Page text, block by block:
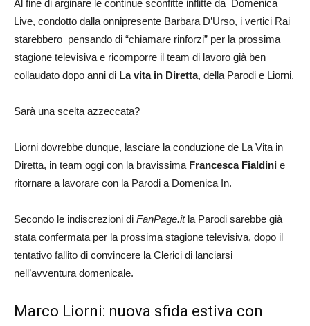
Al fine di arginare le continue sconfitte inflitte da Domenica
Live, condotto dalla onnipresente Barbara D’Urso, i vertici Rai
starebbero pensando di “chiamare rinforzi” per la prossima
stagione televisiva e ricomporre il team di lavoro già ben
collaudato dopo anni di La vita in Diretta, della Parodi e Liorni.
Sarà una scelta azzeccata?
Liorni dovrebbe dunque, lasciare la conduzione de La Vita in
Diretta, in team oggi con la bravissima Francesca Fialdini e
ritornare a lavorare con la Parodi a Domenica In.
Secondo le indiscrezioni di FanPage.itla Parodi sarebbe già
stata confermata per la prossima stagione televisiva, dopo il
tentativo fallito di convincere la Clerici di lanciarsi
nell’avventura domenicale.
Marco Liorni: nuova sfida estiva con